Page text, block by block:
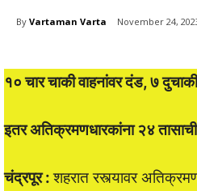
By Vartaman Varta November 24,
१० चार चाकी वाहनांवर दंड, ७
इतर अतिक्रमणधारकांना २४
चंद्रपूर :शहरात रस्त्यावर